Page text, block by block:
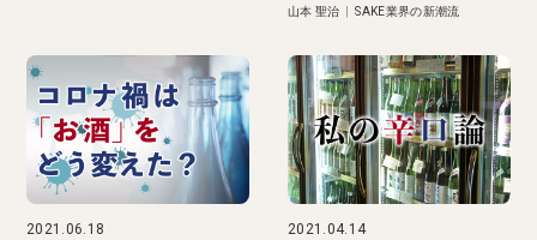
山本 聖治 |SAKE業界の新潮流
2021.06.18 2021.04.14